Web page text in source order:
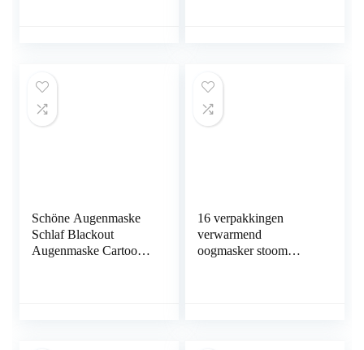
oogzak
Schöne Augenmaske
Schlaf Blackout
Augenmaske Cartoon
16 verpakkingen
verwarmend
oogmasker stoom